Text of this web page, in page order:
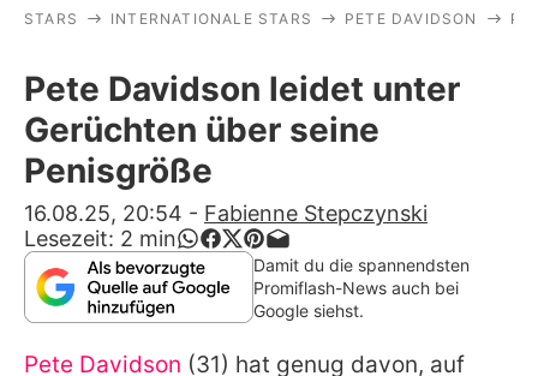
Stars
Filme & Serien
Lifestyle
Familie & Liebe
Promiflash Exklusiv
STARS INTERNATIONALE STARS PETE DAVIDSON
Pete Davidson leidet unter
Gerüchten über seine
Penisgröße
16.08.25, 20:54 - Fabienne Stepczynski
Lesezeit: 2 min
Damit du die spannendsten
Promiflash-News auch bei
Google siehst.
Pete Davidson (31) hat genug davon, auf